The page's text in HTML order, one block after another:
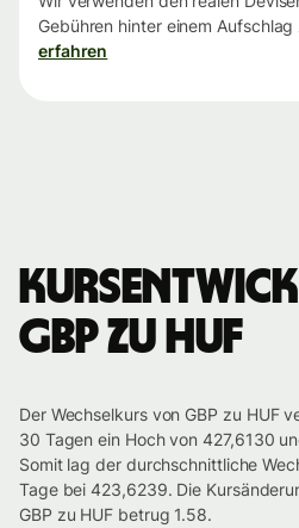
Gebühren hinter einem
erfahren
GBP zu HUF
Der Wechselkurs von GBP zu HUF
30 Tagen ein Hoch von 427,6130
Somit lag der durchschnittliche
Tage bei 423,6239. Die
GBP zu HUF betrug 1.58.